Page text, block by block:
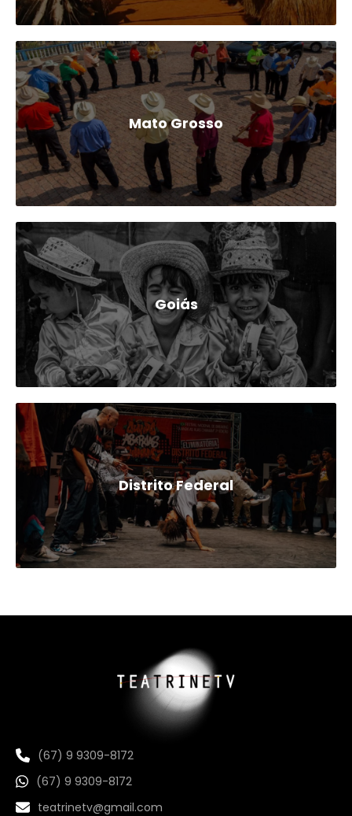
Mato Grosso
Goiás
Distrito Federal
(67) 9 9309-8172
(67) 9 9309-8172
teatrinetv@gmail.com